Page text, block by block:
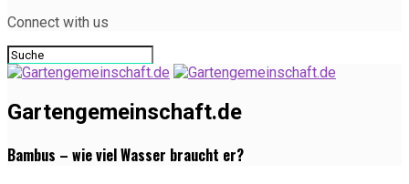
Connect with us
Gartengemeinschaft.de
Bambus – wie viel Wasser braucht er?